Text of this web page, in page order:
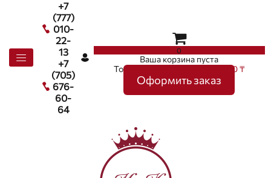
+7
(777)
010-
22-
13
+7
(705)
676-
60-
64
0
Ваша корзина пуста
Товаров в корзине
на сумму0 ₸
Оформить заказ